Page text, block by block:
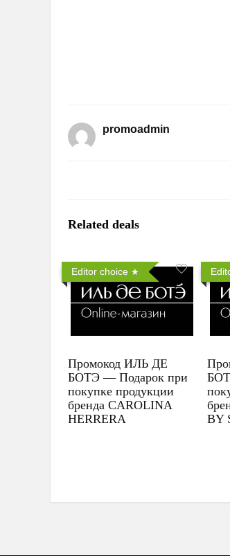
promoadmin
Related deals
Editor choice
Промокод ИЛЬ ДЕ
БОТЭ — Подарок при
покупке продукции
бренда CAROLINA
HERRERA
BY